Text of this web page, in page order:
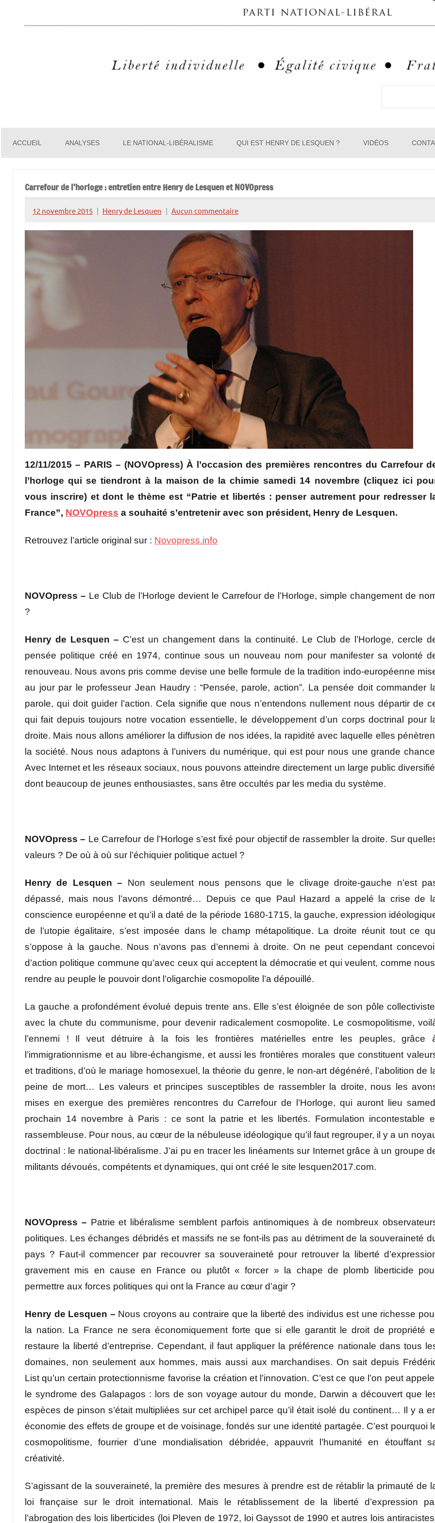
de
Lesquen
ACCUEIL ANALYSES LE NATIONAL-LIBÉRALISME QUI EST HENRY DE LESQUEN ? VIDÉOS
Carrefour de l’horloge : entretien entre Henry de Lesquen et NOVOpress
12 novembre 2015 Henry de Lesquen Aucun commentaire
12/11/2015 – PARIS – (NOVOpress) À l’occasion des premières rencontres du Carrefour
l’horloge qui se tiendront à la maison de la chimie samedi 14 novembre (cliquez ici
vous inscrire) et dont le thème est “Patrie et libertés : penser autrement pour redresser
France”, NOVOpress a souhaité s’entretenir avec son président, Henry de Lesquen.
Retrouvez l’article original sur : Novopress.info
NOVOpress – Le Club de l’Horloge devient le Carrefour de l’Horloge, simple changement de
?
Henry de Lesquen – C’est un changement dans la continuité. Le Club de l’Horloge, cercle
pensée politique créé en 1974, continue sous un nouveau nom pour manifester sa volonté
renouveau. Nous avons pris comme devise une belle formule de la tradition indo-européenne
au jour par le professeur Jean Haudry : “Pensée, parole, action”. La pensée doit commander
parole, qui doit guider l’action. Cela signifie que nous n’entendons nullement nous départir de
qui fait depuis toujours notre vocation essentielle, le développement d’un corps doctrinal pour
droite. Mais nous allons améliorer la diffusion de nos idées, la rapidité avec laquelle elles
la société. Nous nous adaptons à l’univers du numérique, qui est pour nous une grande
Avec Internet et les réseaux sociaux, nous pouvons atteindre directement un large public
dont beaucoup de jeunes enthousiastes, sans être occultés par les media du système.
NOVOpress – Le Carrefour de l’Horloge s’est fixé pour objectif de rassembler la droite. Sur
valeurs ? De où à où sur l’échiquier politique actuel ?
Henry de Lesquen – Non seulement nous pensons que le clivage droite-gauche n’est
dépassé, mais nous l’avons démontré… Depuis ce que Paul Hazard a appelé la crise de
conscience européenne et qu’il a daté de la période 1680-1715, la gauche, expression
de l’utopie égalitaire, s’est imposée dans le champ métapolitique. La droite réunit tout ce
s’oppose à la gauche. Nous n’avons pas d’ennemi à droite. On ne peut cependant
d’action politique commune qu’avec ceux qui acceptent la démocratie et qui veulent, comme
rendre au peuple le pouvoir dont l’oligarchie cosmopolite l’a dépouillé.
La gauche a profondément évolué depuis trente ans. Elle s’est éloignée de son pôle
avec la chute du communisme, pour devenir radicalement cosmopolite. Le cosmopolitisme,
l’ennemi ! Il veut détruire à la fois les frontières matérielles entre les peuples, grâce
l’immigrationnisme et au libre-échangisme, et aussi les frontières morales que constituent
et traditions, d’où le mariage homosexuel, la théorie du genre, le non-art dégénéré, l’abolition de
peine de mort… Les valeurs et principes susceptibles de rassembler la droite, nous les
mises en exergue des premières rencontres du Carrefour de l’Horloge, qui auront lieu
prochain 14 novembre à Paris : ce sont la patrie et les libertés. Formulation incontestable
rassembleuse. Pour nous, au cœur de la nébuleuse idéologique qu’il faut regrouper, il y a un
doctrinal : le national-libéralisme. J’ai pu en tracer les linéaments sur Internet grâce à un groupe
militants dévoués, compétents et dynamiques, qui ont créé le site lesquen2017.com.
NOVOpress – Patrie et libéralisme semblent parfois antinomiques à de nombreux
politiques. Les échanges débridés et massifs ne se font-ils pas au détriment de la souveraineté
pays ? Faut-il commencer par recouvrer sa souveraineté pour retrouver la liberté
gravement mis en cause en France ou plutôt « forcer » la chape de plomb liberticide
permettre aux forces politiques qui ont la France au cœur d’agir ?
Henry de Lesquen – Nous croyons au contraire que la liberté des individus est une richesse
la nation. La France ne sera économiquement forte que si elle garantit le droit de propriété
restaure la liberté d’entreprise. Cependant, il faut appliquer la préférence nationale dans tous
domaines, non seulement aux hommes, mais aussi aux marchandises. On sait depuis
List qu’un certain protectionnisme favorise la création et l’innovation. C’est ce que l’on peut
le syndrome des Galapagos : lors de son voyage autour du monde, Darwin a découvert que
espèces de pinson s’était multipliées sur cet archipel parce qu’il était isolé du continent… Il y a
économie des effets de groupe et de voisinage, fondés sur une identité partagée. C’est pourquoi
cosmopolitisme, fourrier d’une mondialisation débridée, appauvrit l’humanité en étouffant
créativité.
S’agissant de la souveraineté, la première des mesures à prendre est de rétablir la primauté de
loi française sur le droit international. Mais le rétablissement de la liberté d’expression
l’abrogation des lois liberticides (loi Pleven de 1972, loi Gayssot de 1990 et autres lois